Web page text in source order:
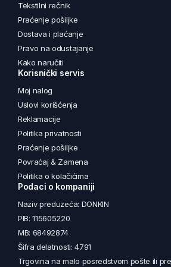
Tekstilni rečnik
Praćenje pošiljke
Dostava i plaćanje
Pravo na odustajanje
Kako naručiti
Korisnički servis
Moj nalog
Uslovi korišćenja
Reklamacije
Politika privatnosti
Praćenje pošiljke
Povraćaj & Zamena
Politika o kolačićima
Podaci o kompaniji
Naziv preduzeća: DONKIN
PIB: 115605220
MB: 68492874
Šifra delatnosti: 4791
Trgovina na malo posredstvom pošte ili